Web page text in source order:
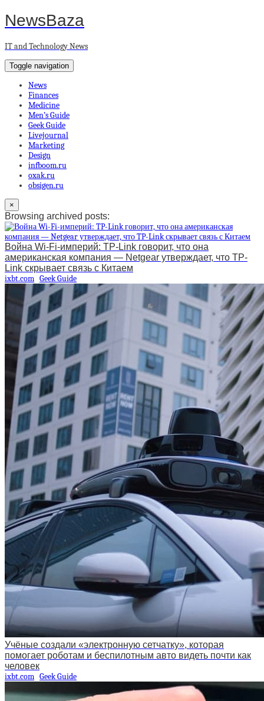
NewsBaza
IT and Technology News
Toggle navigation
News
Finances
Medicine
Men’s Guide
Geek Guide
Livejournal
Marketing
Design
infboom.ru
oxak.ru
obsigen.ru
×
Browsing archived posts:
Война Wi-Fi-империй: TP-Link говорит, что она
американская компания — Netgear утверждает, что TP-
Link скрывает связь с Китаем
ixbt.com Geek Guide
Учёные создали «электронную сетчатку», которая
помогает роботам и беспилотным авто видеть почти как
человек
ixbt.com Geek Guide